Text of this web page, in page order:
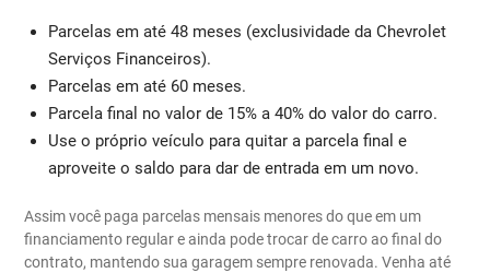
Parcelas em até 48 meses (exclusividade da Chevrolet
Serviços Financeiros).
Parcelas em até 60 meses.
Parcela final no valor de 15% a 40% do valor do carro.
Use o próprio veículo para quitar a parcela final e
aproveite o saldo para dar de entrada em um novo.
Assim você paga parcelas mensais menores do que em um
financiamento regular e ainda pode trocar de carro ao final do
contrato, mantendo sua garagem sempre renovada. Venha até